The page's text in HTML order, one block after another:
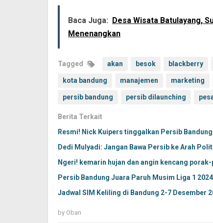
Baca Juga: Desa Wisata Batulayang,
Menenangkan
Tagged akan besok blackberry
kota bandung manajemen marketing
persib bandung persib dilaunching
Berita Terkait
Resmi! Nick Kuipers tinggalkan Persib Bandung
Dedi Mulyadi: Jangan Bawa Persib ke Arah
Ngeri! kemarin hujan dan angin kencang
Persib Bandung Juara Paruh Musim Liga 1
Jadwal SIM Keliling di Bandung 2-7 Desember
by Oban